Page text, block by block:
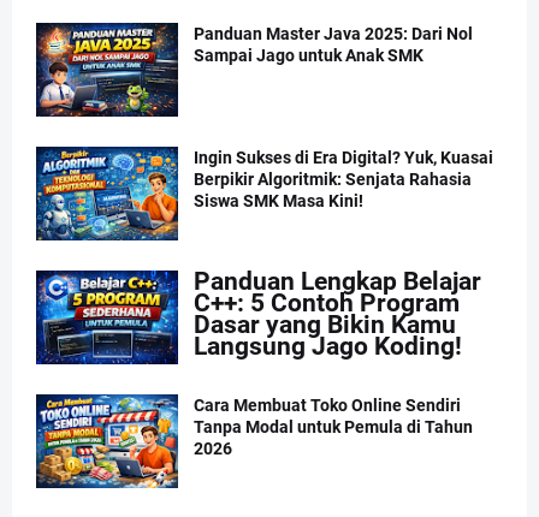
Panduan Master Java 2025: Dari Nol
Sampai Jago untuk Anak SMK
Ingin Sukses di Era Digital? Yuk, Kuasai
Berpikir Algoritmik: Senjata Rahasia
Siswa SMK Masa Kini!
Panduan Lengkap Belajar
C++: 5 Contoh Program
Dasar yang Bikin Kamu
Langsung Jago Koding!
Cara Membuat Toko Online Sendiri
Tanpa Modal untuk Pemula di Tahun
2026